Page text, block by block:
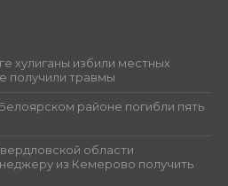
хулиганы избили местных
получили травмы
районе погибли пять
области
из Кемерово получить